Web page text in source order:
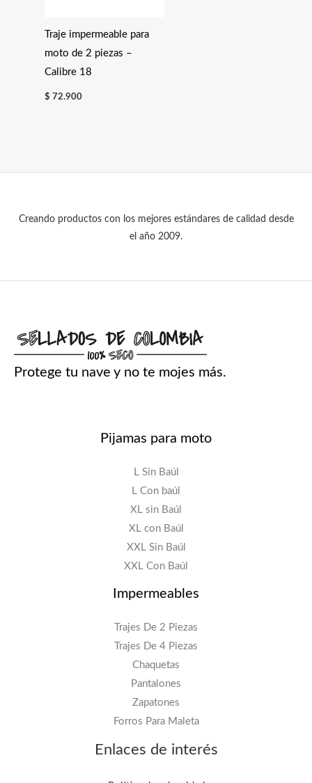
Traje impermeable para
moto de 2 piezas –
Calibre 18
$ 72.900
Creando productos con los mejores estándares de calidad desde
el año 2009.
Protege tu nave y no te mojes más.
Pijamas para moto
L Sin Baúl
L Con baúl
XL sin Baúl
XL con Baúl
XXL Sin Baúl
XXL Con Baúl
Impermeables
Trajes De 2 Piezas
Trajes De 4 Piezas
Chaquetas
Pantalones
Zapatones
Forros Para Maleta
Enlaces de interés